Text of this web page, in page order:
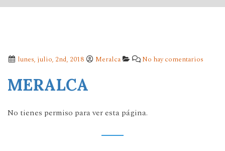
lunes, julio, 2nd, 2018 Meralca No hay comentarios
MERALCA
No tienes permiso para ver esta página.